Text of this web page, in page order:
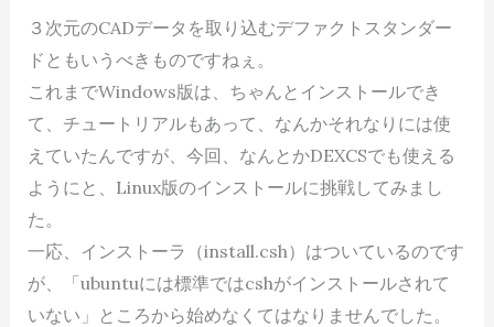
３次元のCADデータを取り込むデファクトスタンダー
ドともいうべきものですねぇ。
これまでWindows版は、ちゃんとインストールでき
て、チュートリアルもあって、なんかそれなりには使
えていたんですが、今回、なんとかDEXCSでも使える
ようにと、Linux版のインストールに挑戦してみまし
た。
一応、インストーラ（install.csh）はついているのです
が、「ubuntuには標準ではcshがインストールされて
いない」ところから始めなくてはなりませんでした。